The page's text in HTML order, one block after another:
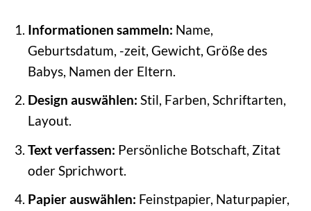
Informationen sammeln: Name,
Geburtsdatum, -zeit, Gewicht, Größe des
Babys, Namen der Eltern.
Design auswählen: Stil, Farben, Schriftarten,
Layout.
Text verfassen: Persönliche Botschaft, Zitat
oder Sprichwort.
Papier auswählen: Feinstpapier, Naturpapier,